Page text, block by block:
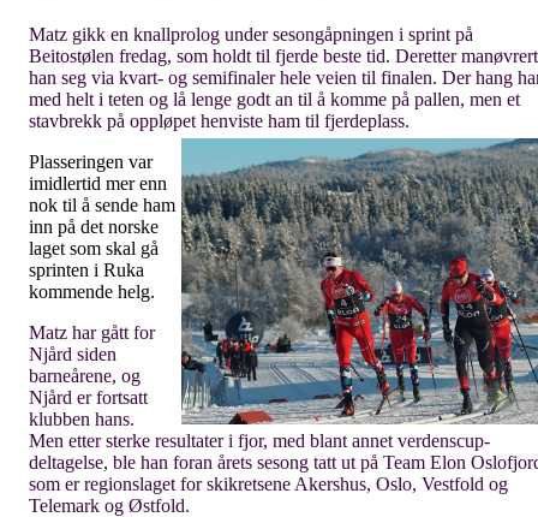
Matz gikk en knallprolog under sesongåpningen i sprint på
Beitostølen fredag, som holdt til fjerde beste tid. Deretter
han seg via kvart- og semifinaler hele veien til finalen. Der hang
med helt i teten og lå lenge godt an til å komme på pallen, men et
stavbrekk på oppløpet henviste ham til fjerdeplass.
Plasseringen var
imidlertid mer enn
nok til å sende ham
inn på det norske
laget som skal gå
sprinten i Ruka
kommende helg.
Matz har gått for
Njård siden
barneårene, og
Njård er fortsatt
klubben hans.
Men etter sterke resultater i fjor, med blant annet verdenscup-
deltagelse, ble han foran årets sesong tatt ut på Team Elon
som er regionslaget for skikretsene Akershus, Oslo, Vestfold og
Telemark og Østfold.